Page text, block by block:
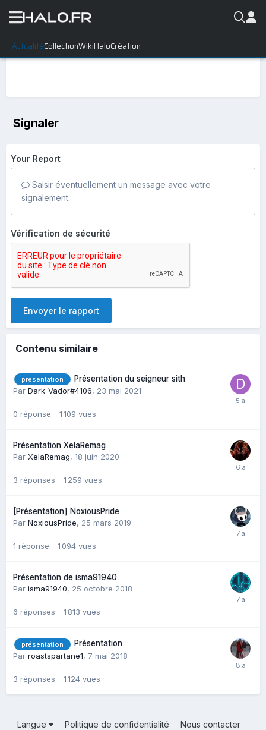
ActualitéCollectionWikiHaloCréation
Signaler
Your Report
Saisir éventuellement un message avec votre
signalement.
Vérification de sécurité
Envoyer le rapport
Contenu similaire
presentation
Présentation du seigneur sith
Par Dark_Vador#4106, 23 mai 2021
0 réponse 1 109 vues
Présentation XelaRemag
Par XelaRemag, 18 juin 2020
3 réponses 1 259 vues
[Présentation] NoxiousPride
Par NoxiousPride, 25 mars 2019
1 réponse 1 094 vues
Présentation de isma91940
Par isma91940, 25 octobre 2018
6 réponses 1 813 vues
présentation
Présentation
Par roastspartane1, 7 mai 2018
3 réponses 1 124 vues
Langue Politique de confidentialité
Nous contacter